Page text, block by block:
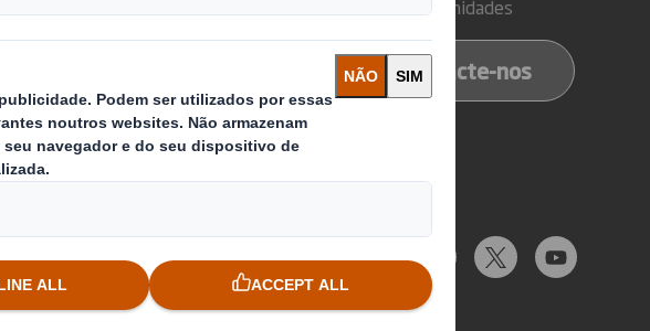
Serviços de reciclagem
As nossas unidades
Contacte-nos